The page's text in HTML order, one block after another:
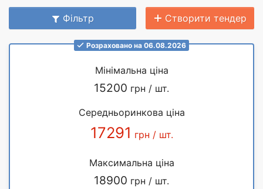
Фільтр Створити тендер
Розраховано на 06.08.2026
Мінімальна ціна
15200 грн / шт.
Середньоринкова ціна
17291 грн / шт.
Максимальна ціна
18900 грн / шт.